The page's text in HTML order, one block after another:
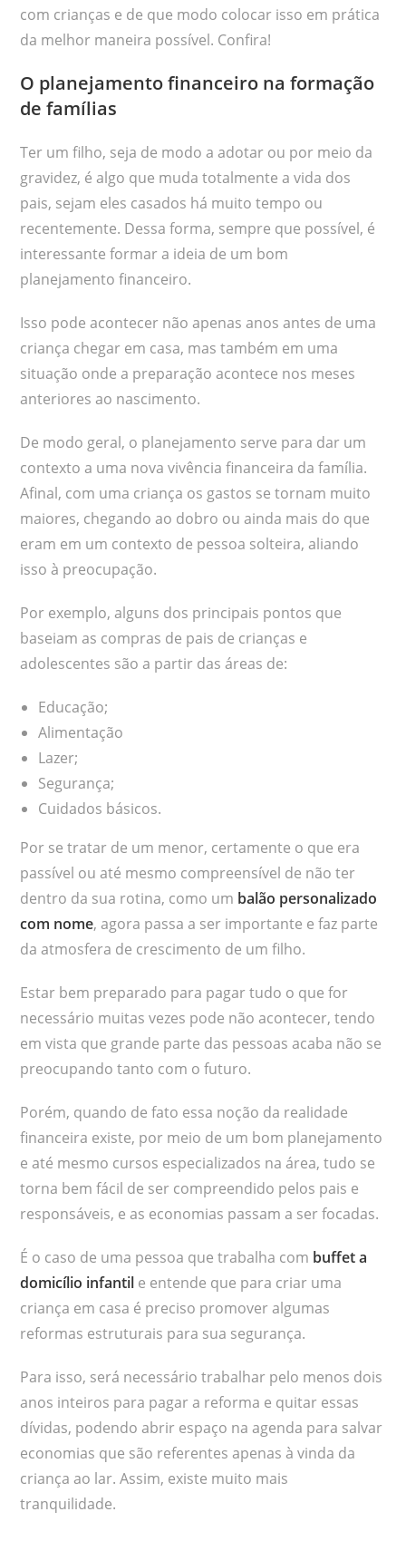
com crianças e de que modo colocar isso em prática
da melhor maneira possível. Confira!
O planejamento financeiro na formação
de famílias
Ter um filho, seja de modo a adotar ou por meio da
gravidez, é algo que muda totalmente a vida dos
pais, sejam eles casados há muito tempo ou
recentemente. Dessa forma, sempre que possível, é
interessante formar a ideia de um bom
planejamento financeiro.
Isso pode acontecer não apenas anos antes de uma
criança chegar em casa, mas também em uma
situação onde a preparação acontece nos meses
anteriores ao nascimento.
De modo geral, o planejamento serve para dar um
contexto a uma nova vivência financeira da família.
Afinal, com uma criança os gastos se tornam muito
maiores, chegando ao dobro ou ainda mais do que
eram em um contexto de pessoa solteira, aliando
isso à preocupação.
Por exemplo, alguns dos principais pontos que
baseiam as compras de pais de crianças e
adolescentes são a partir das áreas de:
Educação;
Alimentação
Lazer;
Segurança;
Cuidados básicos.
Por se tratar de um menor, certamente o que era
passível ou até mesmo compreensível de não ter
dentro da sua rotina, como um balão personalizado
com nome, agora passa a ser importante e faz parte
da atmosfera de crescimento de um filho.
Estar bem preparado para pagar tudo o que for
necessário muitas vezes pode não acontecer, tendo
em vista que grande parte das pessoas acaba não se
preocupando tanto com o futuro.
Porém, quando de fato essa noção da realidade
financeira existe, por meio de um bom planejamento
e até mesmo cursos especializados na área, tudo se
torna bem fácil de ser compreendido pelos pais e
responsáveis, e as economias passam a ser focadas.
É o caso de uma pessoa que trabalha com buffet a
domicílio infantil e entende que para criar uma
criança em casa é preciso promover algumas
reformas estruturais para sua segurança.
Para isso, será necessário trabalhar pelo menos dois
anos inteiros para pagar a reforma e quitar essas
dívidas, podendo abrir espaço na agenda para salvar
economias que são referentes apenas à vinda da
criança ao lar. Assim, existe muito mais
tranquilidade.